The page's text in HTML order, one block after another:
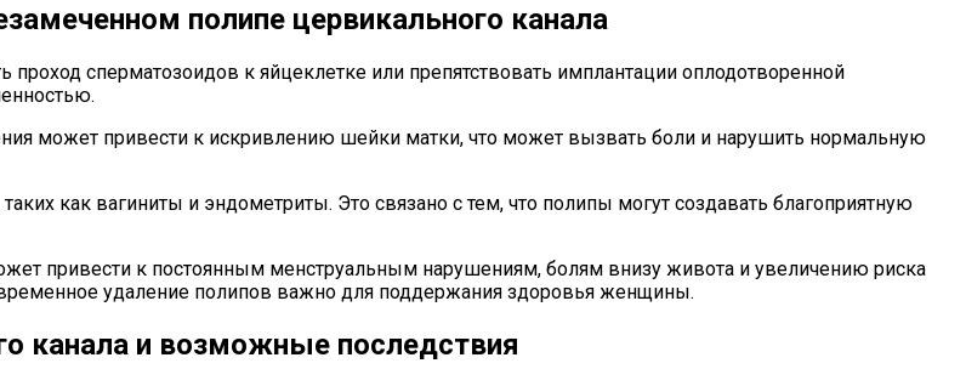
полипе цервикального канала
сперматозоидов к яйцеклетке или препятствовать имплантации оплодотворенной
может привести к искривлению шейки матки, что может вызвать боли и нарушить нормальную
как вагиниты и эндометриты. Это связано с тем, что полипы могут создавать благоприятную
привести к постоянным менструальным нарушениям, болям внизу живота и увеличению риска
удаление полипов важно для поддержания здоровья женщины.
канала и возможные последствия